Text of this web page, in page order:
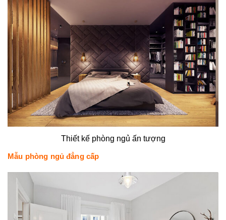
Thiết kế phòng ngủ ấn tượng
Mẫu phòng ngủ đẳng cấp